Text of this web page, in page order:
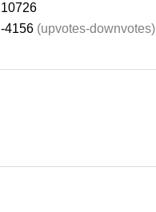
10726
-4156 (upvotes-downvotes)